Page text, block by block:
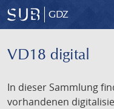
GDZ
VD18 digital
In dieser Sammlung
vorhandenen